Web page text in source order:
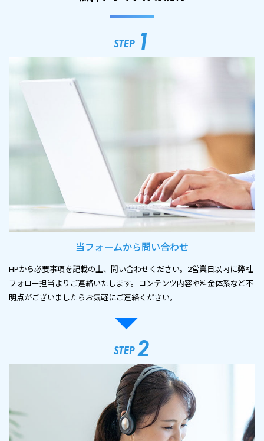
STEP 1
当フォームから問い合わせ
HPから必要事項を記載の上、問い合わせください。2営業日以内に弊社
フォロー担当よりご連絡いたします。コンテンツ内容や料金体系など不
明点がございましたらお気軽にご連絡ください。
STEP2